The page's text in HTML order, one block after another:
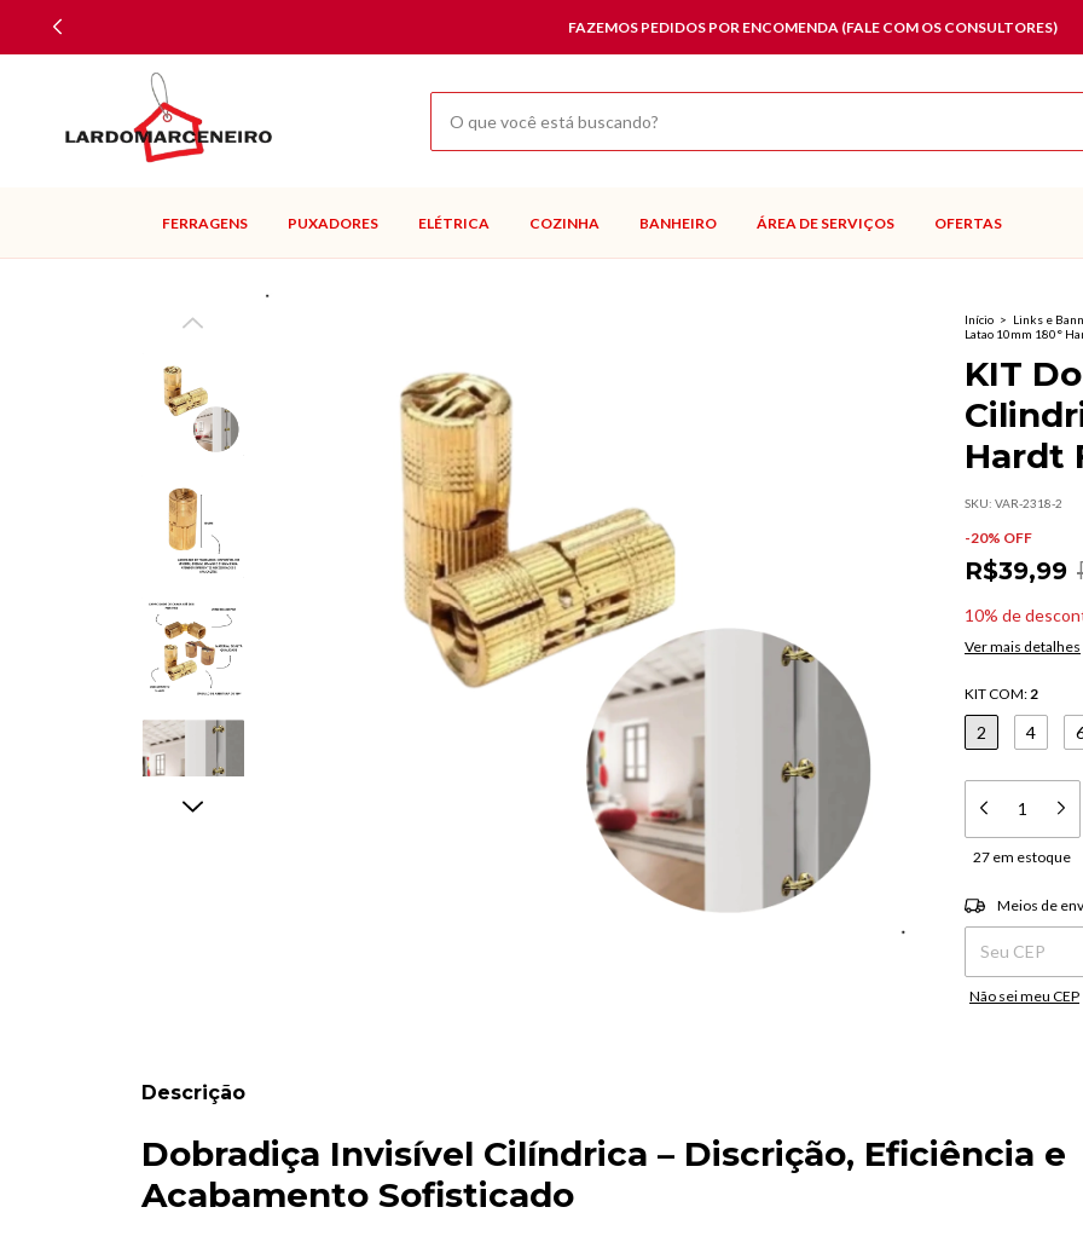
FAZEMOS PEDIDOS POR ENCOMENDA (FALE COM OS CONSULTORES)
FERRAGENS PUXADORES ELÉTRICA COZINHA BANHEIRO ÁREA DE SERVIÇOS OFERTAS
Início > Links e
Latao 10mm 180°
KIT
Hardt
SKU: VAR-2318-2
-20% OFF
R$39,99
10% de
Ver mais detalhes
KIT COM:2
2 4
27 em estoque
Entregas para o
Meios de
Não sei meu CEP
Descrição
Dobradiça Invisível Cilíndrica – Discrição, Eficiência e
Acabamento Sofisticado